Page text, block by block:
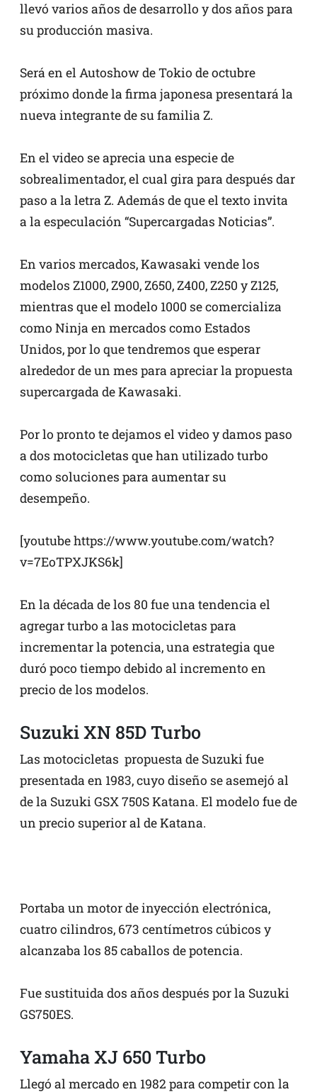
llevó varios años de desarrollo y dos años para
su producción masiva.
Será en el Autoshow de Tokio de octubre
próximo donde la firma japonesa presentará la
nueva integrante de su familia Z.
En el video se aprecia una especie de
sobrealimentador, el cual gira para después dar
paso a la letra Z. Además de que el texto invita
a la especulación “Supercargadas Noticias”.
En varios mercados, Kawasaki vende los
modelos Z1000, Z900, Z650, Z400, Z250 y Z125,
mientras que el modelo 1000 se comercializa
como Ninja en mercados como Estados
Unidos, por lo que tendremos que esperar
alrededor de un mes para apreciar la propuesta
supercargada de Kawasaki.
Por lo pronto te dejamos el video y damos paso
a dos motocicletas que han utilizado turbo
como soluciones para aumentar su
desempeño.
[youtube https://www.youtube.com/watch?
v=7EoTPXJKS6k]
En la década de los 80 fue una tendencia el
agregar turbo a las motocicletas para
incrementar la potencia, una estrategia que
duró poco tiempo debido al incremento en
precio de los modelos.
Suzuki XN 85D Turbo
Las motocicletas propuesta de Suzuki fue
presentada en 1983, cuyo diseño se asemejó al
de la Suzuki GSX 750S Katana. El modelo fue de
un precio superior al de Katana.
Portaba un motor de inyección electrónica,
cuatro cilindros, 673 centímetros cúbicos y
alcanzaba los 85 caballos de potencia.
Fue sustituida dos años después por la Suzuki
GS750ES.
Yamaha XJ 650 Turbo
Llegó al mercado en 1982 para competir con la